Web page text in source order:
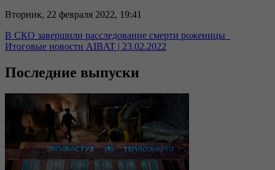
Вторник, 22 февраля 2022, 19:41
В СКО завершили расследование смерти роженицы
Итоговые новости AIBAT | 23.02.2022
Последние выпуски